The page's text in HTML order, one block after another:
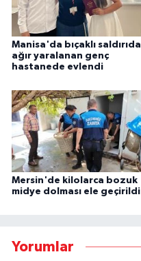
Manisa'da bıçaklı saldırıda
ağır yaralanan genç
hastanede evlendi
Mersin'de kilolarca bozuk
midye dolması ele geçirildi
Yorumlar